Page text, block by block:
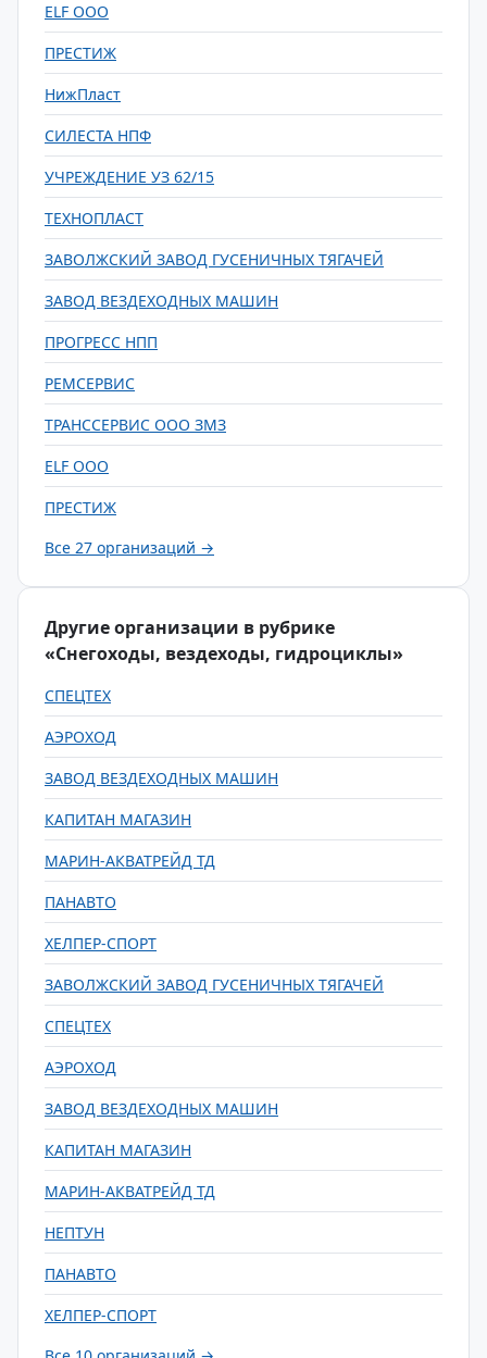
ELF ООО
ПРЕСТИЖ
НижПласт
СИЛЕСТА НПФ
УЧРЕЖДЕНИЕ УЗ 62/15
ТЕХНОПЛАСТ
ЗАВОЛЖСКИЙ ЗАВОД ГУСЕНИЧНЫХ ТЯГАЧЕЙ
ЗАВОД ВЕЗДЕХОДНЫХ МАШИН
ПРОГРЕСС НПП
РЕМСЕРВИС
ТРАНССЕРВИС ООО ЗМЗ
ELF ООО
ПРЕСТИЖ
Все 27 организаций →
Другие организации в рубрике
«Снегоходы, вездеходы, гидроциклы»
СПЕЦТЕХ
АЭРОХОД
ЗАВОД ВЕЗДЕХОДНЫХ МАШИН
КАПИТАН МАГАЗИН
МАРИН-АКВАТРЕЙД ТД
ПАНАВТО
ХЕЛПЕР-СПОРТ
ЗАВОЛЖСКИЙ ЗАВОД ГУСЕНИЧНЫХ ТЯГАЧЕЙ
СПЕЦТЕХ
АЭРОХОД
ЗАВОД ВЕЗДЕХОДНЫХ МАШИН
КАПИТАН МАГАЗИН
МАРИН-АКВАТРЕЙД ТД
НЕПТУН
ПАНАВТО
ХЕЛПЕР-СПОРТ